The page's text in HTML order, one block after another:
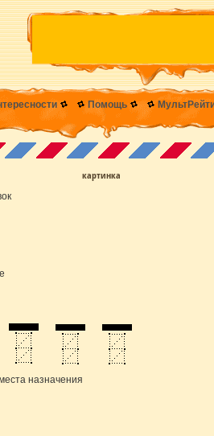
Помощь
картинка
назначения